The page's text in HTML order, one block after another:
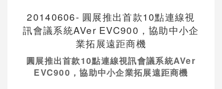
20140606- 圓展推出首款10點連線視
訊會議系統AVer EVC900，協助中小企
業拓展遠距商機
圓展推出首款10點連線視訊會議系統AVer
EVC900 ，協助中小企業拓展遠距商機